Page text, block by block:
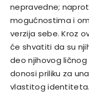
nepravedne;
mogućnostima i
verzija sebe.Kroz
će shvatiti da su
deo njihovog
donosi priliku za
vlastitog identiteta.